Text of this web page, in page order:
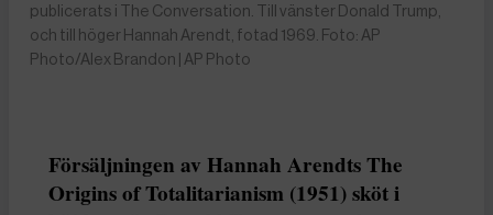
publicerats i The Conversation. Till vänster Donald Trump,
och till höger Hannah Arendt, fotad 1969. Foto: AP
Photo/Alex Brandon | AP Photo
Försäljningen av Hannah Arendts The
Origins of Totalitarianism (1951) sköt i